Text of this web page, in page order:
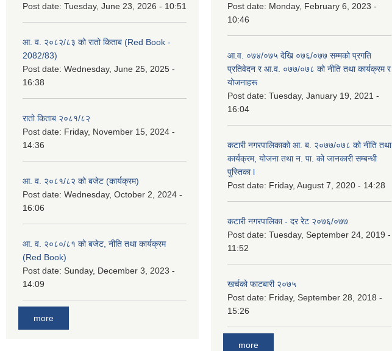
Post date: Tuesday, June 23, 2026 - 10:51
आ. व. २०८२/८३ को रातो किताब (Red Book -
2082/83)
Post date: Wednesday, June 25, 2025 -
16:38
रातो किताब २०८१/८२
Post date: Friday, November 15, 2024 -
14:36
आ. व. २०८१/८२ को बजेट (कार्यक्रम)
Post date: Wednesday, October 2, 2024 -
16:06
आ. व. २०८०/८१ को बजेट, नीति तथा कार्यक्रम
(Red Book)
Post date: Sunday, December 3, 2023 -
14:09
more
Post date: Monday, February 6, 2023 -
10:46
आ.व. ०७४/०७५ देखि ०७६/०७७ सम्मको प्रगति
प्रतिवेदन र आ.व. ०७७/०७८ को नीति तथा कार्यक्रम र
योजनाहरू
Post date: Tuesday, January 19, 2021 -
16:04
कटारी नगरपालिकाको आ. ब. २०७७/०७८ को नीति तथा
कार्यक्रम, योजना तथा न. पा. को जानकारी सम्बन्धी
पुस्तिका l
Post date: Friday, August 7, 2020 - 14:28
कटारी नगरपालिका - दर रेट २०७६/०७७
Post date: Tuesday, September 24, 2019 -
11:52
खर्चको फाटबारी २०७५
Post date: Friday, September 28, 2018 -
15:26
more